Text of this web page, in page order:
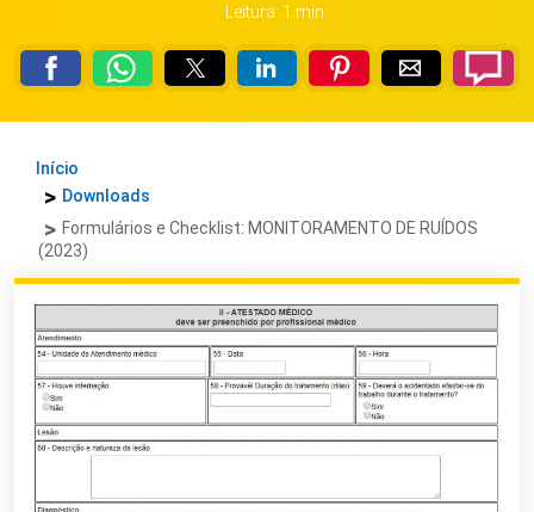
Leitura: 1 min
Início
Downloads
Formulários e Checklist: MONITORAMENTO DE RUÍDOS
(2023)